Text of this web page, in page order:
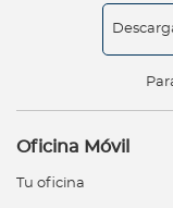
Oficina Móvil
Tu oficina